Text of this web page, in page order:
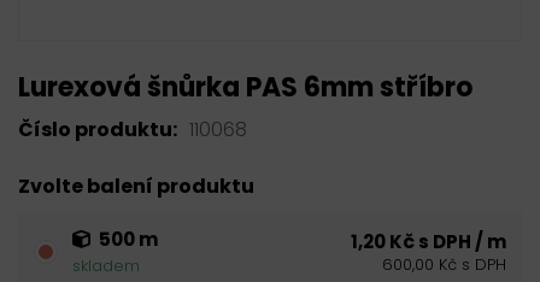
Lurexová šnůrka PAS 6mm stříbro
Číslo produktu: 110068
Zvolte balení produktu
500 m
skladem
1,20 Kč s DPH / m
600,00 Kč s DPH